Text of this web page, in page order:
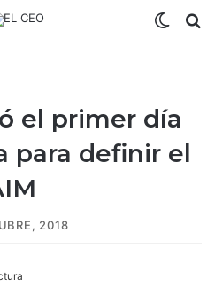
el primer día
para definir el
2018